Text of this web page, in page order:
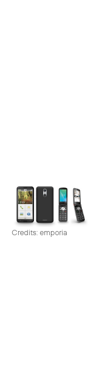
Credits: emporia